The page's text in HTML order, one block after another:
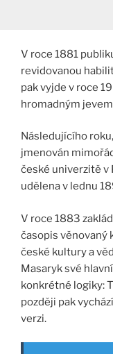
V roce 1881
revidovanou
pak vyjde v roce
hromadným
Následujícího
jmenován
české univerzitě v
udělena v lednu
V roce 1883
časopis věnovaný
české kultury a
Masaryk své
konkrétné logiky:
později pak
verzi.